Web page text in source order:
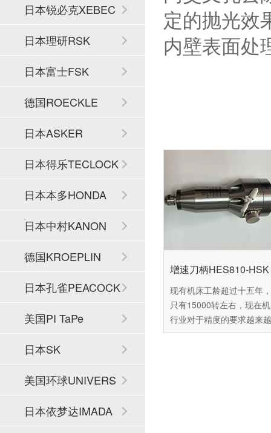
定的抛光效
内壁表面处
增速刀柄HES810-
现有机床工龄超过十五年
只有15000转左右，现在
行业对于精度的要求越来
这台机床已经难以达到用
日本锐必克XEBEC
日本理研RSK
日本富士FSK
德国ROECKLE
日本ASKER
日本得乐TECLOCK
日本本多HONDA
日本中村KANON
德国KROEPLIN
日本孔雀PEACOCK
美国PI TaPe
日本SK
美国环球UNIVERS
AL
日本依梦达IMADA